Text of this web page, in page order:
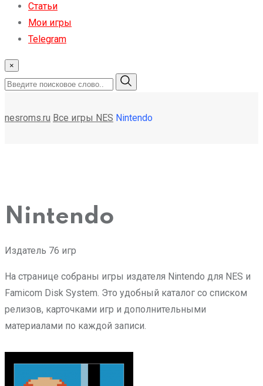
Статьи
Мои игры
Telegram
×
nesroms.ru Все игры NES Nintendo
Nintendo
Издатель 76 игр
На странице собраны игры издателя Nintendo для NES и
Famicom Disk System. Это удобный каталог со списком
релизов, карточками игр и дополнительными
материалами по каждой записи.